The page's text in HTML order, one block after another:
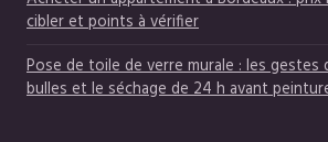
cibler et points à vérifier
Pose de toile de verre murale : les
bulles et le séchage de 24 h avant